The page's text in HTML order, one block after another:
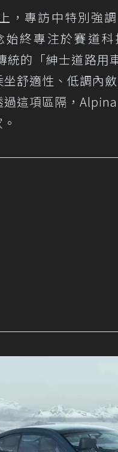
，專訪中特別強
始終專注於賽道
統的「紳士道路用
舒適性、低調內
這項區隔，